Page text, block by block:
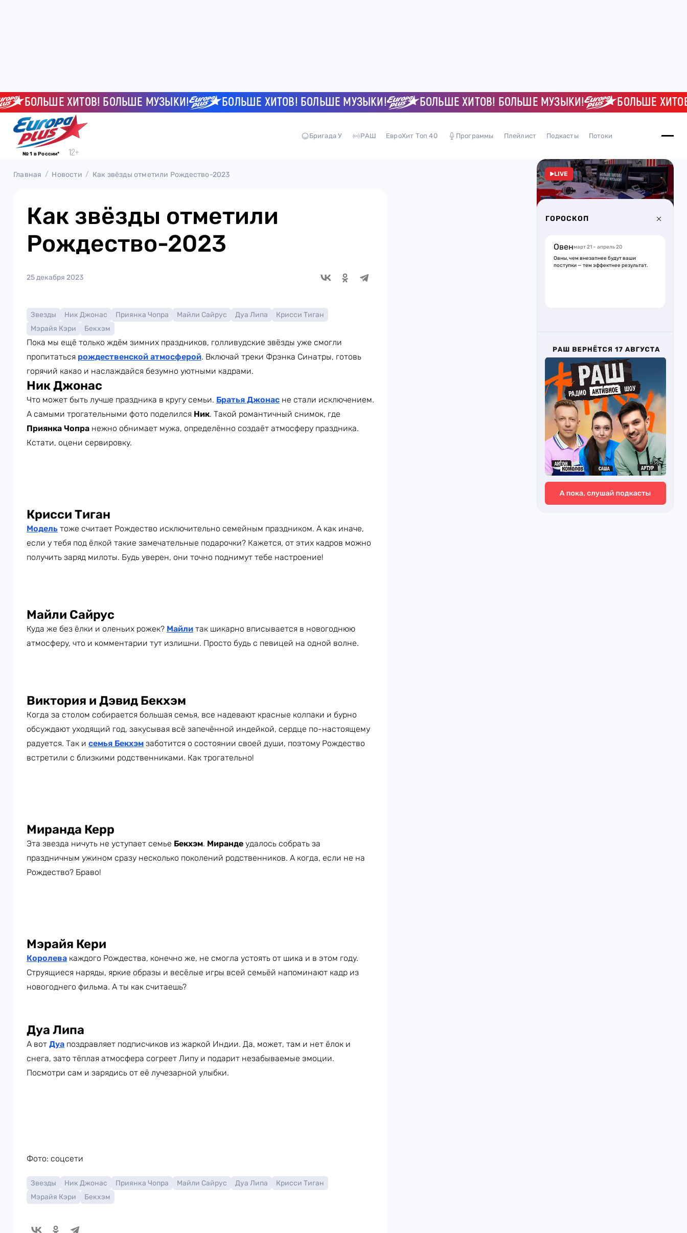
БОЛЬШЕ ХИТОВ! БОЛЬШЕ МУЗЫКИ! БОЛЬШЕ ХИТОВ! БОЛЬШЕ МУЗЫКИ! БОЛЬШЕ ХИТОВ! БОЛЬШЕ МУЗЫКИ! БОЛЬШЕ ХИТОВ!
№ 1 в России*
Бригада У РАШ ЕвроХит Топ 40 Программы Плейлист Подкасты Потоки
Главная Новости Как звёзды отметили Рождество-2023
Как звёзды отметили
Рождество-2023
25 декабря 2023
Звезды Ник Джонас Приянка Чопра Майли Сайрус Дуа Липа
Крисси Тиган
Мэрайя Кэри
Бекхэм
Пока мы ещё только ждём зимних праздников, голливудские звёзды уже смогли
пропитаться рождественской атмосферой. Включай треки Фрэнка Синатры, готовь
горячий какао и наслаждайся безумно уютными кадрами.
Ник Джонас
Что может быть лучше праздника в кругу семьи. Братья Джонас не стали исключением.
А самыми трогательными фото поделился Ник. Такой романтичный снимок, где
Приянка Чопра нежно обнимает мужа, определённо создаёт атмосферу праздника.
Кстати, оцени сервировку.
Крисси Тиган
Модель тоже считает Рождество исключительно семейным праздником. А как иначе,
если у тебя под ёлкой такие замечательные подарочки? Кажется, от этих кадров можно
получить заряд милоты. Будь уверен, они точно поднимут тебе настроение!
Майли Сайрус
Куда же без ёлки и оленьих рожек? Майли так шикарно вписывается в новогоднюю
атмосферу, что и комментарии тут излишни. Просто будь с певицей на одной волне.
Виктория и Дэвид Бекхэм
Когда за столом собирается большая семья, все надевают красные колпаки и бурно
обсуждают уходящий год, закусывая всё запечённой индейкой, сердце по-настоящему
радуется. Так и семья Бекхэм заботится о состоянии своей души, поэтому Рождество
встретили с близкими родственниками. Как трогательно!
Миранда Керр
Эта звезда ничуть не уступает семье Бекхэм. Миранде удалось собрать за
праздничным ужином сразу несколько поколений родственников. А когда, если не на
Рождество? Браво!
Мэрайя Кери
Королева каждого Рождества, конечно же, не смогла устоять от шика и в этом году.
Струящиеся наряды, яркие образы и весёлые игры всей семьёй напоминают кадр из
новогоднего фильма. А ты как считаешь?
Дуа Липа
А вот Дуа поздравляет подписчиков из жаркой Индии. Да, может, там и нет ёлок и
снега, зато тёплая атмосфера согреет Липу и подарит незабываемые эмоции.
Посмотри сам и зарядись от её лучезарной улыбки.
Фото: соцсети
Звезды Ник Джонас Приянка Чопра Майли Сайрус Дуа Липа
Крисси Тиган
Мэрайя Кэри
Бекхэм
LIVE
ГОРОСКОП
Овенмарт 21 – апрель 20
Овны, чем внезапнее будут ваши
поступки — тем эффектнее результат.